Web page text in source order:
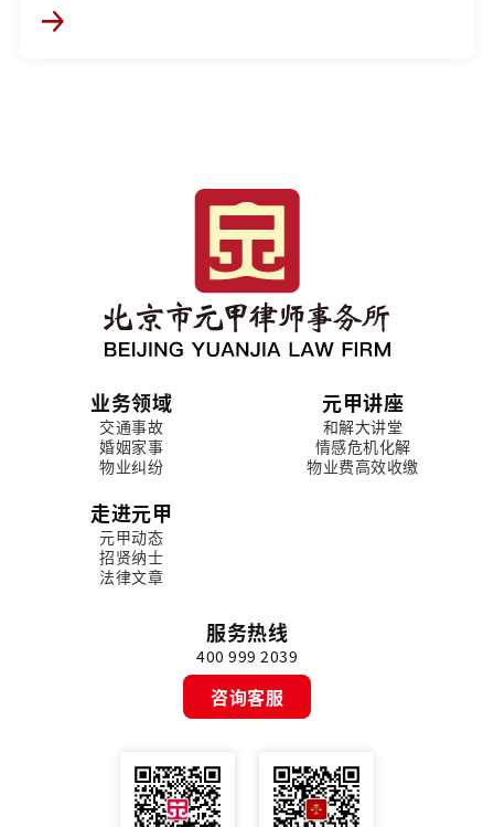
业务领域
交通事故
婚姻家事
物业纠纷
元甲讲座
和解大讲堂
情感危机化解
物业费高效收缴
走进元甲
元甲动态
招贤纳士
法律文章
服务热线
400 999 2039
咨询客服